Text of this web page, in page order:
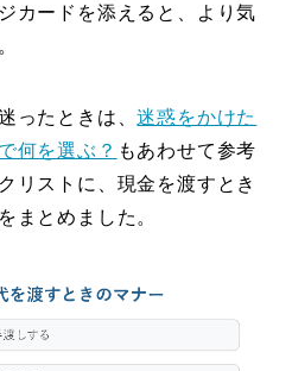
カードを添えると、より気
ったときは、迷惑をかけた
何を選ぶ？ もあわせて参考
リストに、現金を渡すとき
まとめました。